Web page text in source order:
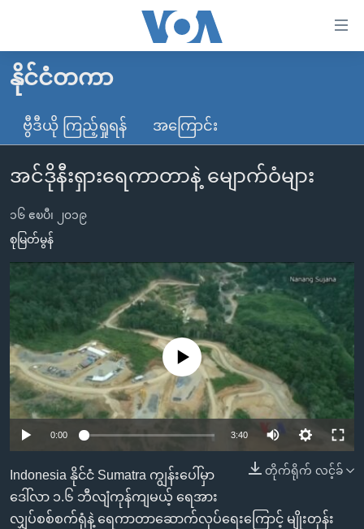
လွယ်ကူ
စေ
သည့်
Link
များ
ပင်မ
အကြောင်းအရာ
ကျော်
ကြည့်
ပင်မ
အ
ညွန်း
စာမျက်နှာ
ကျော်
ကြည့်
ရန်
ရှာဖွေ
မူလစာမျက်နှာ
မြန်မာ
ကမ္ဘာ့သတင်းများ
နိုင်ငံတကာ
တရုတ်
အစ္စရေး-ပါလက်စတိုင်း
ဗွီဒီယို
ရပ်ဝန်းတခု လမ်းတခု အလွန်
အင်္ဂလိပ်စာလေ့လာမယ်
အမေရိကန်သုံးအီဒီယံ
မကြေးမုံရဲ့ အင်္ဂလိပ်စာ
ရုပ်ရှင်ထဲက အင်္ဂလိပ်စာ
သုတပဒေသာ အင်္ဂလိပ်စာ
အပတ်စဉ်ကဏ္ဍများ
ရေဒီယို
တီဗွီ
ရေဒီယိုနှင့်ရုပ်သံ အချက်အလက်များ
ရေဒီယို/တီဗွီအစီအစဉ်
Learning English
ဗွီအိုအေ လူမှုကွန်ယက်များ
ဘာသာစကားများ
နိုင်ငံတကာ
ဗွီဒီယို ကြည့်ရှုရန် အကြောင်း
အင်ဒိုနီးရှားရေကာတာနဲ့ မျောက်ဝံများ
၁၆ ဧၿပီ၊ ၂၀၁၉
စုမြတ်မွန်
No media source currently available
0:00 3:40
တိုက်ရိုက် လင့်ခ်
Indonesia နိုင်ငံ Sumatra ကျွန်းပေါ်မှာ
ဒေါ်လာ ၁.၆ ဘီလျံကုန်ကျမယ့် ရေအား
လျှပ်စစ်စက်ရုံနဲ့ ရေကာတာဆောက်လုပ်ရေးကြောင့် မျိုးတုန်း